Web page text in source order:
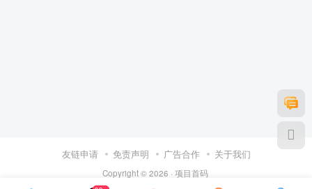
友链申请 免责声明 广告合作 关于我们
Copyright © 2026 · 项目首码